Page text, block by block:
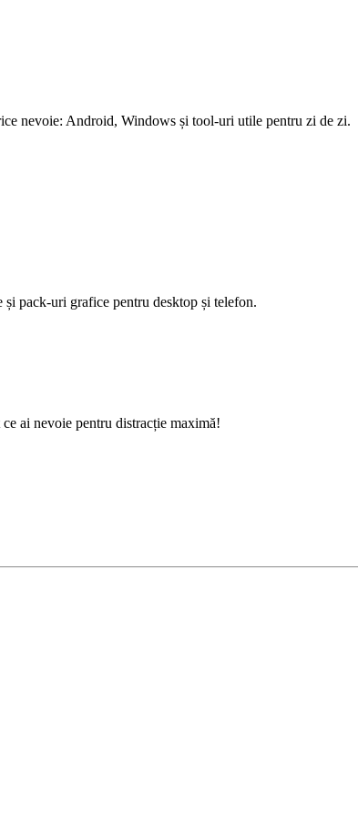
nevoie: Android, Windows și tool-uri utile pentru zi de zi.
pack-uri grafice pentru desktop și telefon.
ai nevoie pentru distracție maximă!